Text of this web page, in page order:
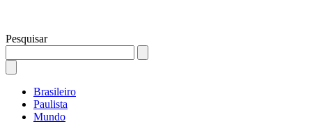
Pesquisar
Brasileiro
Paulista
Mundo